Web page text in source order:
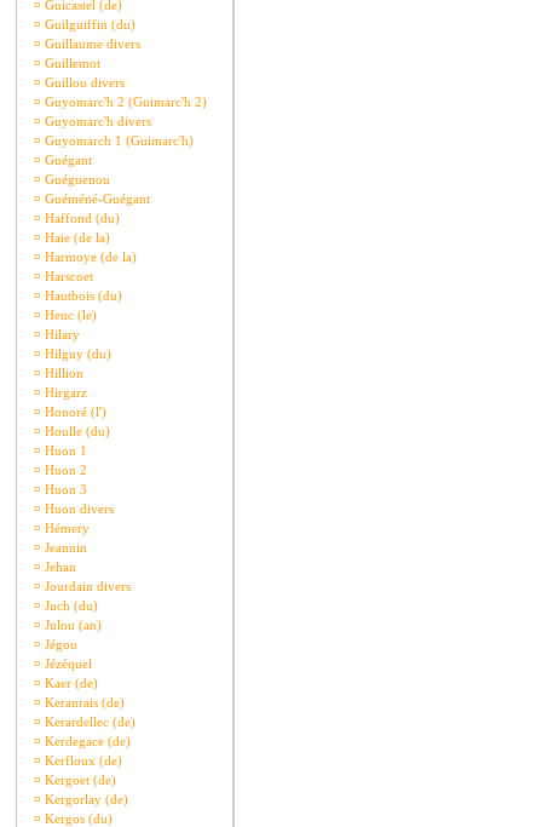
¤ Guicastel (de)
¤ Guilguiffin (du)
¤ Guillaume divers
¤ Guillemot
¤ Guillou divers
¤ Guyomarc'h 2 (Guimarc'h 2)
¤ Guyomarc'h divers
¤ Guyomarch 1 (Guimarc'h)
¤ Guégant
¤ Guéguenou
¤ Guéméné-Guégant
¤ Haffond (du)
¤ Haie (de la)
¤ Harmoye (de la)
¤ Harscoet
¤ Hautbois (du)
¤ Heuc (le)
¤ Hilary
¤ Hilguy (du)
¤ Hillion
¤ Hirgarz
¤ Honoré (l')
¤ Houlle (du)
¤ Huon 1
¤ Huon 2
¤ Huon 3
¤ Huon divers
¤ Hémery
¤ Jeannin
¤ Jehan
¤ Jourdain divers
¤ Juch (du)
¤ Julou (an)
¤ Jégou
¤ Jézéquel
¤ Kaer (de)
¤ Keranrais (de)
¤ Kerardellec (de)
¤ Kerdegace (de)
¤ Kerfloux (de)
¤ Kergoet (de)
¤ Kergorlay (de)
¤ Kergos (du)